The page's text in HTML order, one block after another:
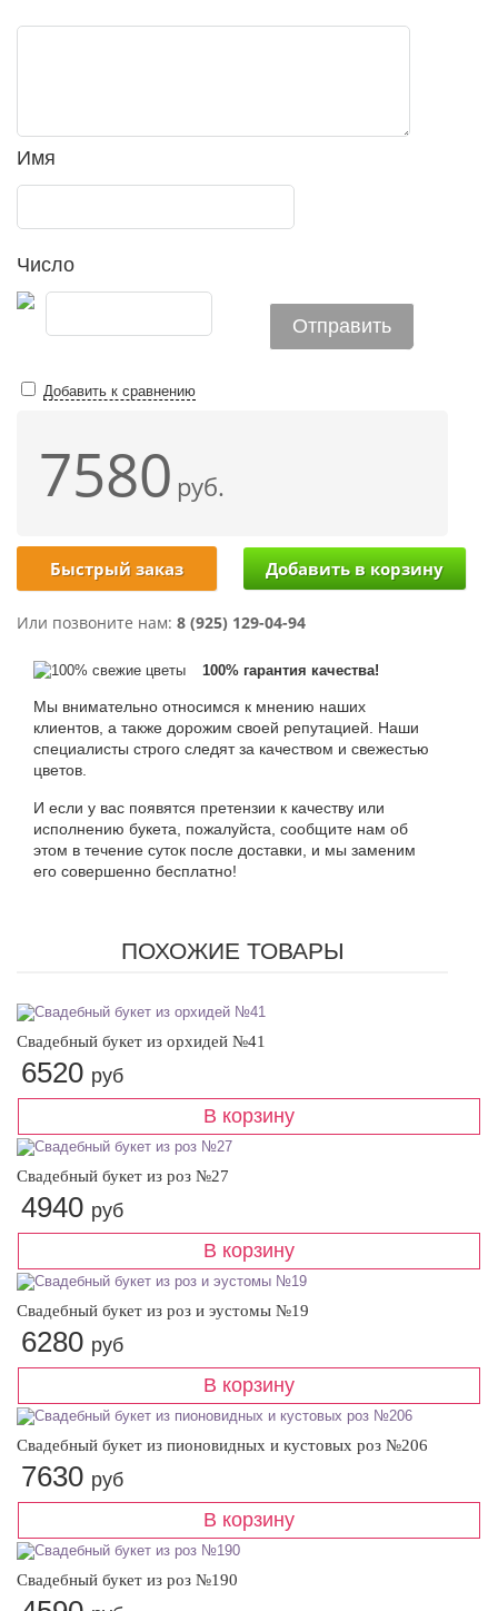
Имя
Число
Добавить к сравнению
7580 руб.
Быстрый заказ
Или позвоните нам: 8 (925) 129-04-94
100% гарантия качества!
Мы внимательно относимся к мнению наших
клиентов, а также дорожим своей репутацией. Наши
специалисты строго следят за качеством и свежестью
цветов.
И если у вас появятся претензии к качеству или
исполнению букета, пожалуйста, сообщите нам об
этом в течение суток после доставки, и мы заменим
его совершенно бесплатно!
ПОХОЖИЕ ТОВАРЫ
Свадебный букет из орхидей №41
6520 руб
Свадебный букет из роз №27
4940 руб
Свадебный букет из роз и эустомы №19
6280 руб
Свадебный букет из пионовидных и кустовых роз №206
7630 руб
Свадебный букет из роз №190